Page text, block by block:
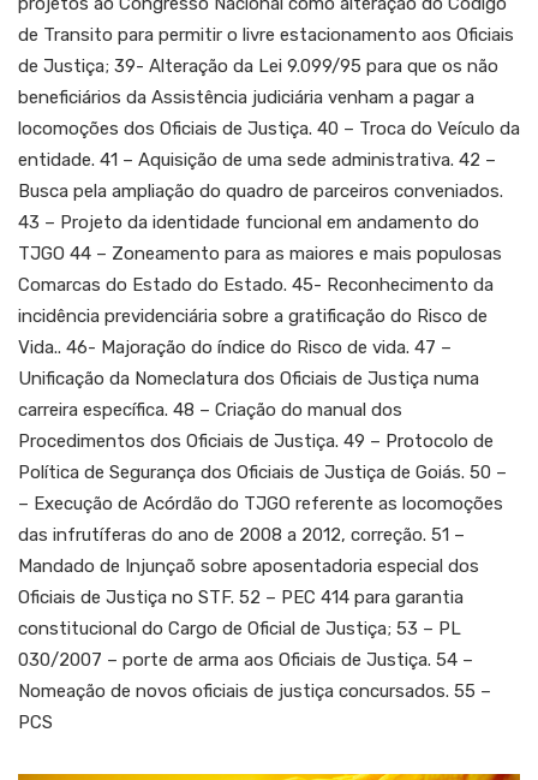
de Transito para permitir o livre estacionamento aos Oficiais
de Justiça; 39- Alteração da Lei 9.099/95 para que os não
beneficiários da Assistência judiciária venham a pagar a
locomoções dos Oficiais de Justiça. 40 – Troca do Veículo da
entidade. 41 – Aquisição de uma sede administrativa. 42 –
Busca pela ampliação do quadro de parceiros conveniados.
43 – Projeto da identidade funcional em andamento do
TJGO 44 – Zoneamento para as maiores e mais populosas
Comarcas do Estado do Estado. 45- Reconhecimento da
incidência previdenciária sobre a gratificação do Risco de
Vida.. 46- Majoração do índice do Risco de vida. 47 –
Unificação da Nomeclatura dos Oficiais de Justiça numa
carreira específica. 48 – Criação do manual dos
Procedimentos dos Oficiais de Justiça. 49 – Protocolo de
Política de Segurança dos Oficiais de Justiça de Goiás. 50 –
– Execução de Acórdão do TJGO referente as locomoções
das infrutíferas do ano de 2008 a 2012, correção. 51 –
Mandado de Injunçaõ sobre aposentadoria especial dos
Oficiais de Justiça no STF. 52 – PEC 414 para garantia
constitucional do Cargo de Oficial de Justiça; 53 – PL
030/2007 – porte de arma aos Oficiais de Justiça. 54 –
Nomeação de novos oficiais de justiça concursados. 55 –
PCS